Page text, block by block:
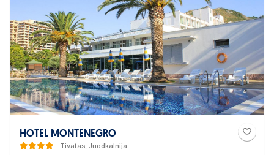
HOTEL MONTENEGRO
Tivatas, Juodkalnija